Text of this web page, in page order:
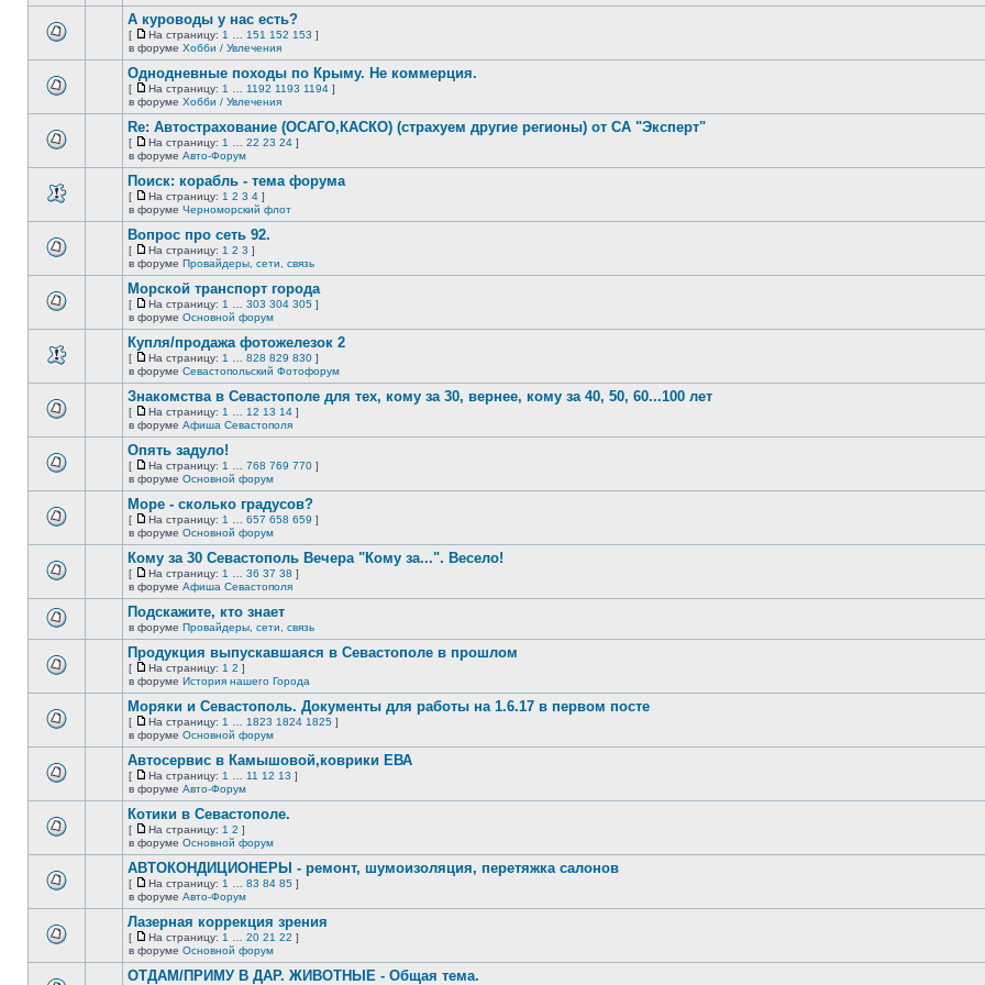
этой
непрочитанных
сообщений.
страницу
этой
непрочитанных
сообщений.
А куроводы у нас есть?
[
На
страницу
На страницу: 1 151 152 153 ]
в форуме Хобби / Увлечения
этой
непрочитанных
сообщений.
Однодневные походы по Крыму. Не коммерция.
[
На
страницу
На страницу: 1 1192 1193 1194 ]
в форуме Хобби / Увлечения
этой
непрочитанных
сообщений.
Re: Автострахование (ОСАГО,КАСКО) (страхуем другие регионы) от СА "Эксперт"
[
На
страницу
На страницу: 1 22 23 24 ]
в форуме Авто-Форум
этой
непрочитанных
сообщений.
Поиск: корабль - тема форума
[
На
страницу
На страницу: 1 2 3 4 ]
в форуме Черноморский флот
этой
непрочитанных
сообщений.
Вопрос про сеть 92.
[
На
страницу
На страницу: 1 2 3 ]
в форуме Провайдеры, сети, связь
этой
непрочитанных
сообщений.
Морской транспорт города
[
На
страницу
На страницу: 1 303 304 305 ]
в форуме Основной форум
этой
непрочитанных
сообщений.
Купля/продажа фотожелезок 2
[
На
страницу
На страницу: 1 828 829 830 ]
в форуме Севастопольский Фотофорум
этой
непрочитанных
сообщений.
Знакомства в Севастополе для тех, кому за 30, вернее, кому за 40, 50, 60...100 лет
[
На
страницу
На страницу: 1 12 13 14 ]
в форуме Афиша Севастополя
этой
непрочитанных
сообщений.
Опять задуло!
[
На
страницу
На страницу: 1 768 769 770 ]
в форуме Основной форум
этой
непрочитанных
сообщений.
Море - сколько градусов?
[
На
страницу
На страницу: 1 657 658 659 ]
в форуме Основной форум
этой
непрочитанных
сообщений.
Кому за 30 Севастополь Вечера "Кому за...". Весело!
[
На
страницу
На страницу: 1 36 37 38 ]
в форуме Афиша Севастополя
непрочитанных
сообщений.
Подскажите, кто знает
в форуме Провайдеры, сети, связь
этой
непрочитанных
Продукция выпускавшаяся в Севастополе в прошлом
[
На
страницу
На страницу: 1 2 ]
в форуме История нашего Города
этой
непрочитанных
сообщений.
Моряки и Севастополь. Документы для работы на 1.6.17 в первом посте
[
На
страницу
На страницу: 1 1823 1824 1825 ]
в форуме Основной форум
этой
непрочитанных
Автосервис в Камышовой,коврики ЕВА
[
На
страницу
На страницу: 1 11 12 13 ]
в форуме Авто-Форум
этой
непрочитанных
сообщений.
Котики в Севастополе.
[
На
страницу
На страницу: 1 2 ]
в форуме Основной форум
этой
непрочитанных
сообщений.
АВТОКОНДИЦИОНЕРЫ - ремонт, шумоизоляция, перетяжка салонов
[
На
страницу
На страницу: 1 83 84 85 ]
в форуме Авто-Форум
этой
Лазерная коррекция зрения
[
На
страницу
На страницу: 1 20 21 22 ]
в форуме Основной форум
ОТДАМ/ПРИМУ В ДАР. ЖИВОТНЫЕ - Общая тема.